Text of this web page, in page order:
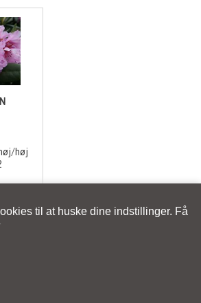
til at huske dine indstillinger. Få
høj